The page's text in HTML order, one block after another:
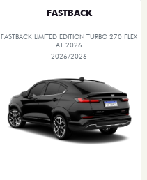
FASTBACK
FASTBACK LIMITED EDITION TURBO 270 FLEX
AT 2026
2026/2026